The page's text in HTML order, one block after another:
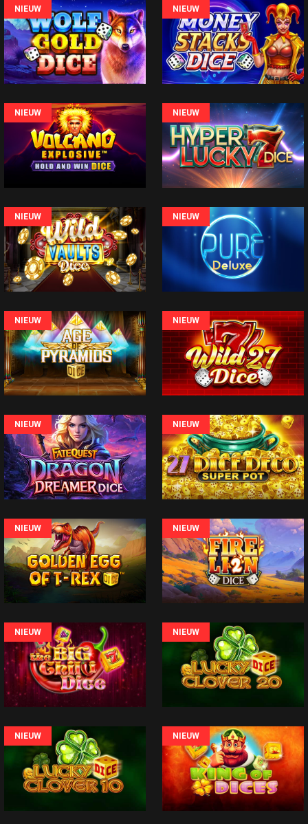
NIEUW NIEUW
NIEUW NIEUW
NIEUW NIEUW
NIEUW NIEUW
NIEUW NIEUW
NIEUW NIEUW
NIEUW NIEUW
NIEUW NIEUW